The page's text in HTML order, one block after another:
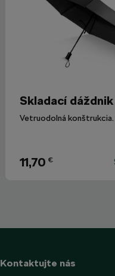
Skladací dáždnik
Vetruodolná konštrukcia.
11,70 €
Kontaktujte nás